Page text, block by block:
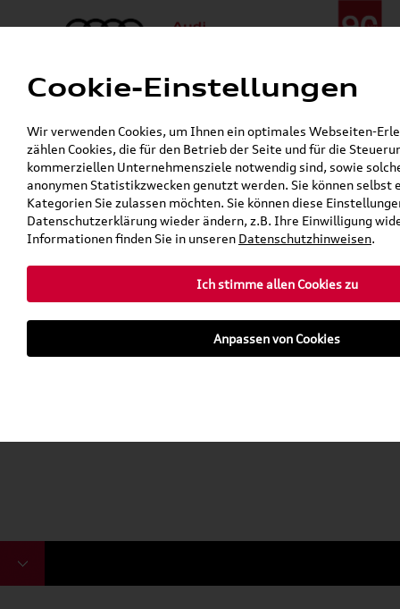
Menü
24h-Pannenhilfe:+49 (0)171 / 870 72 87
Gerade geschlossen
Mo. - Fr. 08:00 - 19:00 Uhr Sa. 09:00 - 13:00 Uhr
Service: Mo. - Fr. 06:00 - 20:00 Uhr Sa. 08:00 - 13:00 Uhr
Cookie-Einstellungen
Wir verwenden Cookies, um Ihnen ein optimales Webseiten-
zählen Cookies, die für den Betrieb der Seite und für die
kommerziellen Unternehmensziele notwendig sind, sowie
anonymen Statistikzwecken genutzt werden. Sie können selbst
Kategorien Sie zulassen möchten. Sie können diese
Datenschutzerklärung wieder ändern, z.B. Ihre Einwilligung
Informationen finden Sie in unseren Datenschutzhinweisen.
Ich stimme allen Cookies zu
Anpassen von Cookies